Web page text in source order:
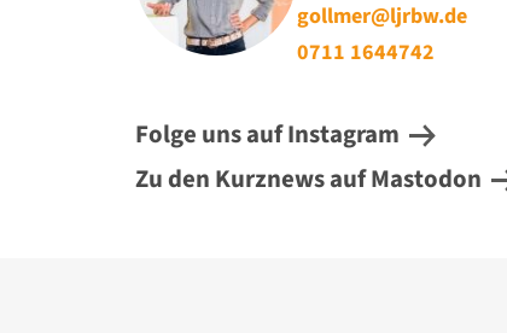
gollmer@ljrbw.de
0711 1644742
Folge uns auf Instagram
Zu den Kurznews auf Mastodon